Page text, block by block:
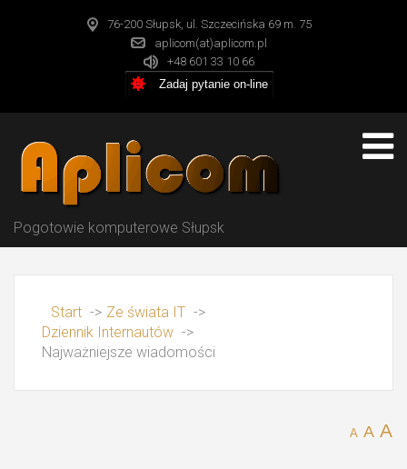
76-200 Słupsk, ul. Szczecińska 69 m. 75
aplicom(at)aplicom.pl
+48 601 33 10 66
Zadaj pytanie on-line
Pogotowie komputerowe Słupsk
Start -> Ze świata IT ->
Dziennik Internautów ->
Najważniejsze wiadomości
A A A